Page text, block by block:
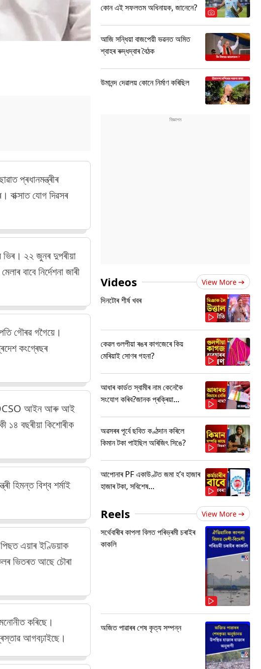
প্ৰধানমন্ত্ৰীৰ
বাক্সাত যোগ দিৱসৰ
ভিৰ। ২২ জুনৰ দুপৰীয়া
বাবে নিৰ্দেশনা জাৰী
গৌৰৱ গগৈয়ে।
কংগ্ৰেছৰ
POCSO আইন আৰু আই
১৪ বছৰীয়া কিশোৰীক
হিমন্ত বিশ্ব শৰ্মাই
পিছত এয়াৰ ইণ্ডিয়াক
ভিতৰত আছে চৌৰা
কৰিছে।
আগবঢ়াইছে।
কোন এই সফলতম অধিনায়ক, জানেনে?
আজি সন্ধিয়া বাজপেয়ী ভৱনত অমিত
শ্বাহৰ ৰুদ্ধদ্বাৰ বৈঠক
উমানন্দ দেৱালয় কোনে নিৰ্মাণ কৰিছিল
Videos View More
দিনটোৰ শীৰ্ষ খবৰ
কেৱল গুলপীয়া ৰঙৰ কাগজেৰে কিয়
মেৰিয়াই সোণৰ গহনা?
আধাৰ কাৰ্ডত স্বামীৰ নাম কেনেকৈ
সংযোগ কৰিব?জানক প্ৰক্ৰিয়া...
অৱসৰৰ পূৰ্বে ছবিত কণ্ঠদান কৰিলে
কিমান টকা পাইছিল অৰিজিৎ সিঙে?
আপোনাৰ PF একাউণ্টত জমা হ’ব হাজাৰ
হাজাৰ টকা, সবিশেষ...
Reels View More
সৰ্থেবাৰীৰ কাপলা বিলত পৰিভ্ৰমী চৰাইৰ
কাকলি
অজিত পাৱাৰৰ শেষ কৃত্য সম্পন্ন